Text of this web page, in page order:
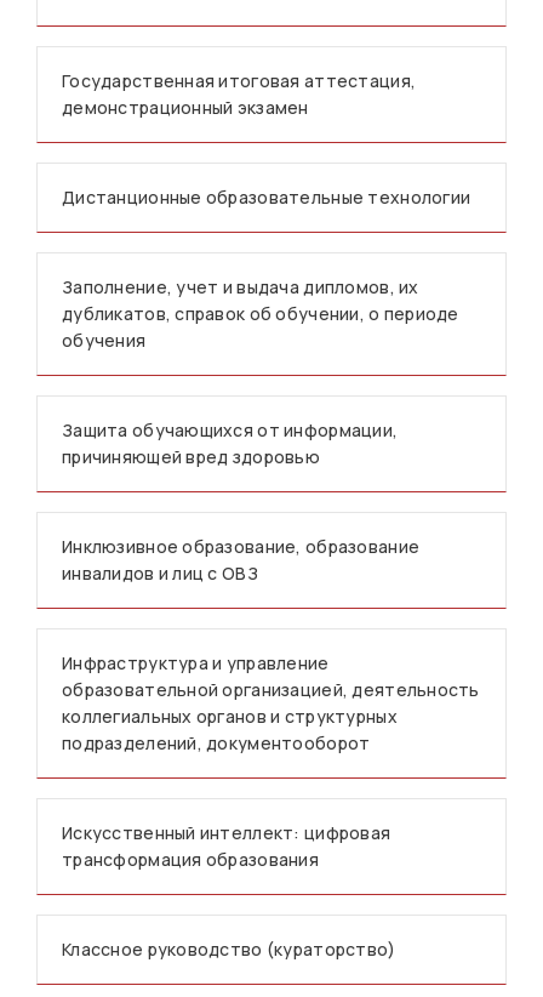
Государственная итоговая аттестация,
демонстрационный экзамен
Дистанционные образовательные технологии
Заполнение, учет и выдача дипломов, их
дубликатов, справок об обучении, о периоде
обучения
Защита обучающихся от информации,
причиняющей вред здоровью
Инклюзивное образование, образование
инвалидов и лиц с ОВЗ
Инфраструктура и управление
образовательной организацией, деятельность
коллегиальных органов и структурных
подразделений, документооборот
Искусственный интеллект: цифровая
трансформация образования
Классное руководство (кураторство)